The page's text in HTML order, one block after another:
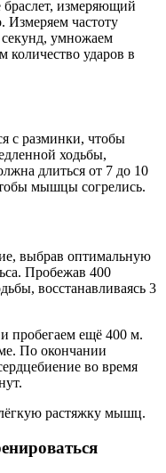
браслет, измеряющий
Измеряем частоту
умножаем
количество ударов в
с разминки, чтобы
ходьбы,
длиться от 7 до 10
мышцы согрелись.
выбрав оптимальную
Пробежав 400
восстанавливаясь 3
пробегаем ещё 400 м.
По окончании
во время
растяжку мышц.